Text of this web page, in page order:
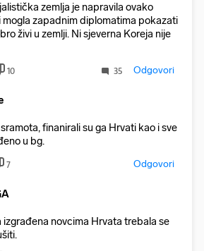
zemlja je napravila ovako
mogla zapadnim diplomatima pokazati
živi u zemlji. Ni sjeverna Koreja nije
10 35 Odgovori
finanirali su ga Hrvati kao i sve
u bg.
7 Odgovori
izgrađena novcima Hrvata trebala se